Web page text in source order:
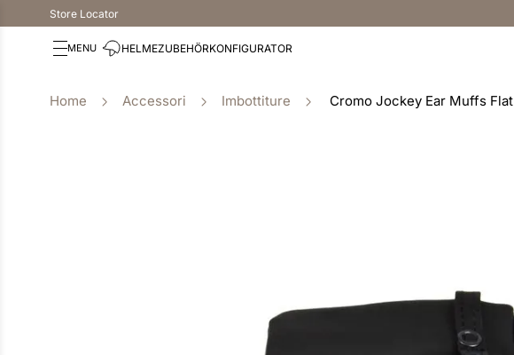
Store Locator
HELMEZUBEHÖRKONFIGURATOR
Accessori Imbottiture Cromo Jockey Ear Muffs Flat